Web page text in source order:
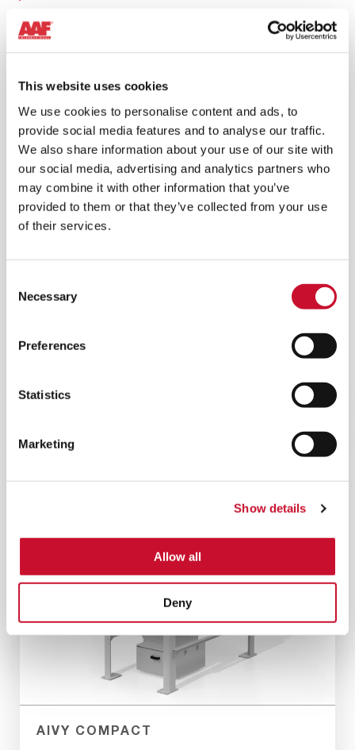
This website uses cookies
We use cookies to personalise content and ads, to
provide social media features and to analyse our traffic.
We also share information about your use of our site with
our social media, advertising and analytics partners who
may combine it with other information that you’ve
provided to them or that they’ve collected from your use
of their services.
Selection
Necessary
Preferences
Statistics
Marketing
Show details
Allow all
Deny
ROTOCLONE
piccole dimensioni nella lavorazione dei metalli
AIVY COMPACT